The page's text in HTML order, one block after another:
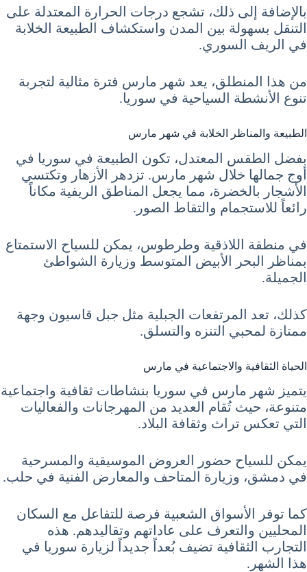
بالإضافة إلى ذلك، تشجع درجات الحرارة المعتدلة على
التنقل بسهولة بين المدن واستكشاف الطبيعة الخلابة
في الريف السوري.
من هذا المنطلق، يعد شهر مارس فترة مثالية لتجربة
تنوع الأنشطة السياحية في سوريا.
الطبيعة والمناظر الخلابة في شهر مارس
بفضل الطقس المعتدل، تكون الطبيعة في سوريا في
أوج جمالها خلال شهر مارس. تزدهر الأزهار وتكتسي
الأشجار بالخضرة، مما يجعل المناطق الريفية مكاناً
رائعاً للاستجمام والتقاط الصور.
في منطقة اللاذقية وطرطوس، يمكن للسياح الاستمتاع
بمناظر البحر الأبيض المتوسط وزيارة الشواطئ
الجميلة.
كذلك، تعد المرتفعات الجبلية مثل جبل قاسيون وجهة
ممتازة لمحبي التنزه والتسلق.
الحياة الثقافية والاجتماعية في مارس
يتميز شهر مارس في سوريا بنشاطات ثقافية واجتماعية
متنوعة، حيث تُقام العديد من المهرجانات والفعاليات
التي تعكس تراث وثقافة البلاد.
يمكن للسياح حضور العروض الموسيقية والمسرحية
في دمشق، وزيارة المتاحف والمعارض الفنية في حلب.
كما توفر الأسواق الشعبية فرصة للتفاعل مع السكان
المحليين والتعرف على عاداتهم وتقاليدهم. هذه
التجارب الثقافية تضيف بُعداً جديداً لزيارة سوريا في
هذا الشهر.